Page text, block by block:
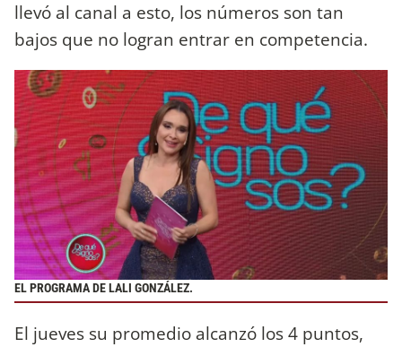
llevó al canal a esto, los números son tan
bajos que no logran entrar en competencia.
EL PROGRAMA DE LALI GONZÁLEZ.
El jueves su promedio alcanzó los 4 puntos,